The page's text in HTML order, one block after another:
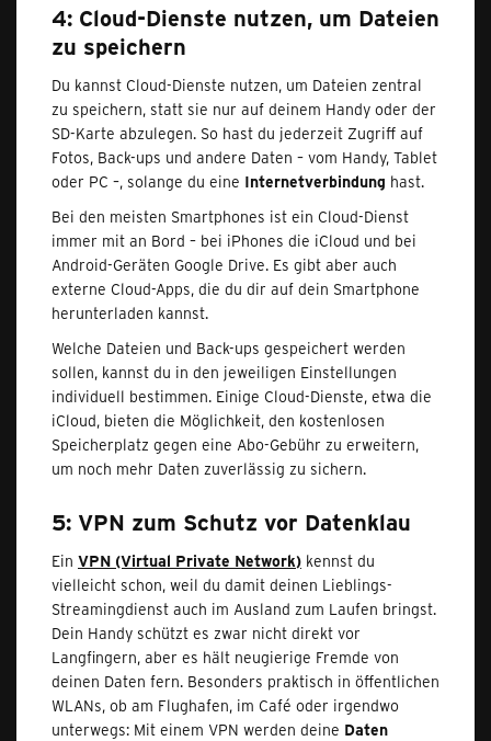
4: Cloud-Dienste nutzen, um Dateien
zu speichern
Du kannst Cloud-Dienste nutzen, um Dateien zentral
zu speichern, statt sie nur auf deinem Handy oder der
SD-Karte abzulegen. So hast du jederzeit Zugriff auf
Fotos, Back-ups und andere Daten – vom Handy, Tablet
oder PC –, solange du eine Internetverbindung hast.
Bei den meisten Smartphones ist ein Cloud-Dienst
immer mit an Bord – bei iPhones die iCloud und bei
Android-Geräten Google Drive. Es gibt aber auch
externe Cloud-Apps, die du dir auf dein Smartphone
herunterladen kannst.
Welche Dateien und Back-ups gespeichert werden
sollen, kannst du in den jeweiligen Einstellungen
individuell bestimmen. Einige Cloud-Dienste, etwa die
iCloud, bieten die Möglichkeit, den kostenlosen
Speicherplatz gegen eine Abo-Gebühr zu erweitern,
um noch mehr Daten zuverlässig zu sichern.
5: VPN zum Schutz vor Datenklau
Ein VPN (Virtual Private Network) kennst du
vielleicht schon, weil du damit deinen Lieblings-
Streamingdienst auch im Ausland zum Laufen bringst.
Dein Handy schützt es zwar nicht direkt vor
Langfingern, aber es hält neugierige Fremde von
deinen Daten fern. Besonders praktisch in öffentlichen
WLANs, ob am Flughafen, im Café oder irgendwo
unterwegs: Mit einem VPN werden deine Daten